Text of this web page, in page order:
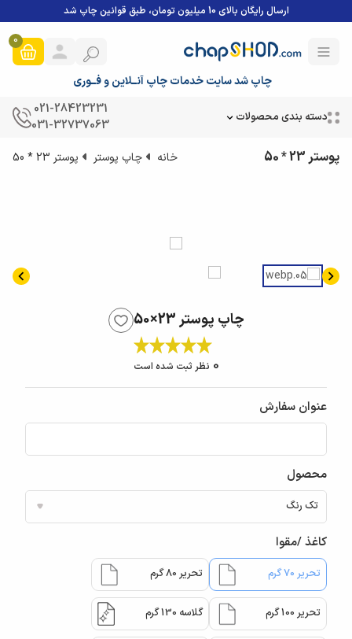
ارسال رایگان بالای 10 میلیون تومان، طبق قوانین چاپ شد
چاپ شد سایت خدمات چاپ آنــلاین و فــوری
0
دسته بندی محصولات
021-28423231
031-32737063
پوستر 23 * 50 خانه چاپ پوستر پوستر 23 * 50
چاپ پوستر 23×50
0 نظر ثبت شده است
عنوان سفارش
محصول
کاغذ /مقوا
تحریر 70 گرم تحریر 80 گرم
تحریر 100 گرم گلاسه 130 گرم